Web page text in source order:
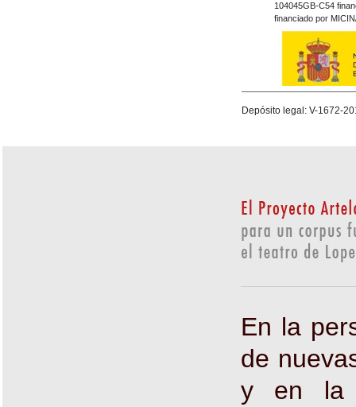
104045GB-C54
financiado por
PROGRAMA
Depósito legal: V-1672-
En la
de
y en la